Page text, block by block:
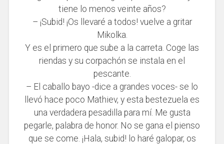
tiene lo menos veinte años?
– ¡Subid! ¡Os llevaré a todos! vuelve a gritar
Mikolka.
Y es el primero que sube a la carreta. Coge las
riendas y su corpachón se instala en el
pescante.
– El caballo bayo -dice a grandes voces- se lo
llevó hace poco Mathiev, y esta bestezuela es
una verdadera pesadilla para mí. Me gusta
pegarle, palabra de honor. No se gana el pienso
que se come. ¡Hala, subid! lo haré galopar, os